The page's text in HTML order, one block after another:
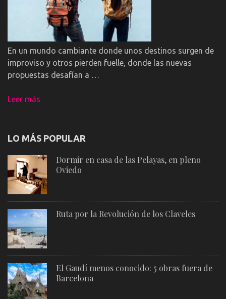
En un mundo cambiante donde unos destinos surgen de
improviso y otros pierden fuelle, donde las nuevas
propuestas desafían a …
Leer más
LO MÁS POPULAR
Dormir en casa de las Pelayas, en pleno
Oviedo
Ruta por la Revolución de los Claveles
El Gaudí menos conocido: 5 obras fuera de
Barcelona